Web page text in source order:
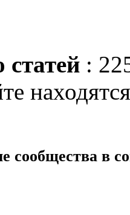
:
в